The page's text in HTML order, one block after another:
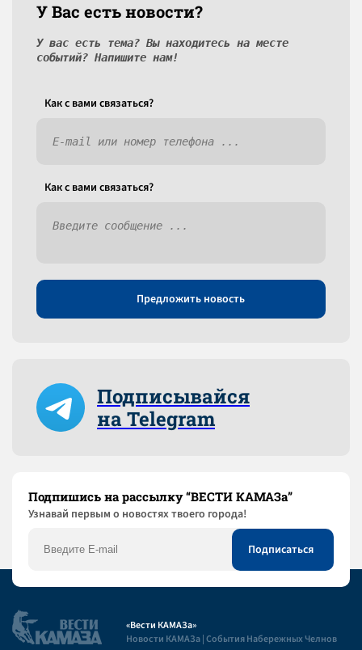
У Вас есть новости?
У вас есть тема? Вы находитесь на месте
событий? Напишите нам!
Как c вами связаться?
Как c вами связаться?
Предложить новость
Подписывайся
на Telegram
Подпишись на рассылку “ВЕСТИ КАМАЗа”
Узнaвай первым о новостях твоего города!
«Вести КАМАЗа»
Новости КАМАЗа | События Набережных Челнов